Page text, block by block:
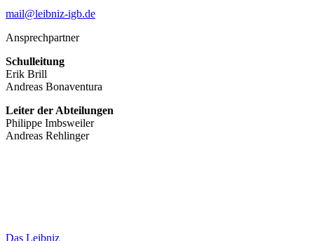
mail@leibniz-igb.de
Ansprechpartner
Schulleitung
Erik Brill
Andreas Bonaventura
Leiter der Abteilungen
Philippe Imbsweiler
Andreas Rehlinger
Das Leibniz